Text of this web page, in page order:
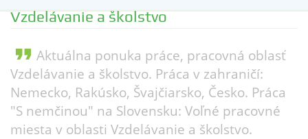
Vzdelávanie a školstvo
format_quote Aktuálna ponuka práce, pracovná oblasť
Vzdelávanie a školstvo. Práca v zahraničí:
Nemecko, Rakúsko, Švajčiarsko, Česko. Práca
"S nemčinou" na Slovensku: Voľné pracovné
miesta v oblasti Vzdelávanie a školstvo.